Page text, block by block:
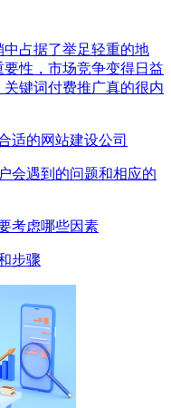
占据了举足轻重的地
性，市场竞争变得日益
键词付费推广真的很内
适的网站建设公司
会遇到的问题和相应的
考虑哪些因素
步骤